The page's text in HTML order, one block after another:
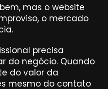
mas o website
o mercado
precisa
do negócio. Quando
do valor da
mesmo do contato